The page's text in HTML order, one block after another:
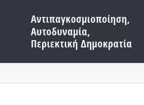
περιεχόμενο